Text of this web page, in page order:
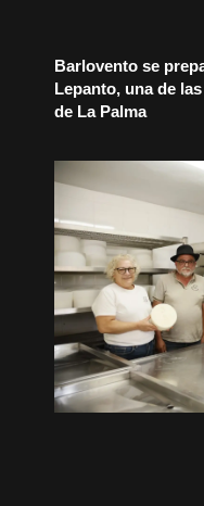
Barlovento se
Lepanto, una de
de La Palma